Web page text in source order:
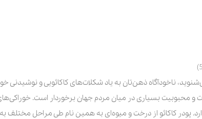
و کاهش وزن
)
ناخودآگاه ذهن‌تان به یاد شکلات‌های کاکائویی و نوشیدنی
و محبوبیت بسیاری در میان مردم جهان برخوردار است.
پودر کاکائو از درخت و میوه‌ای به همین نام طی مراحل مختلف